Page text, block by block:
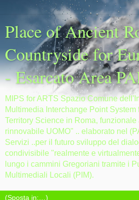
Place of Ancient
Countryside for
- Esarcato Area
MIPS for ARTS Spazio Comune
Multimedia Interchange Point System
Territory Science in Roma,
rinnovabile UOMO" .. elaborato nel
Servizi ..per il futuro sviluppo del
condivisibile "realmente e
lungo i cammini Gregoriani tramite i
Multimediali Locali (PIM).